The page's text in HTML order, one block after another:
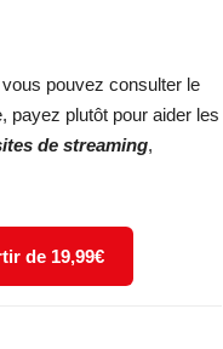
pouvez consulter le
payez plutôt pour aider les
de streaming,
de 19,99€